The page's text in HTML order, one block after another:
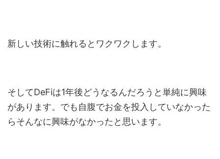
新しい技術に触れるとワクワクします。
そしてDeFiは1年後どうなるんだろうと単純に興味
があります。でも自腹でお金を投入していなかった
らそんなに興味がなかったと思います。